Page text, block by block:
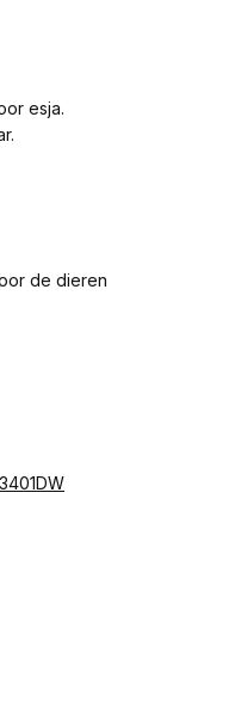
esja.
en erg lief voor de dieren